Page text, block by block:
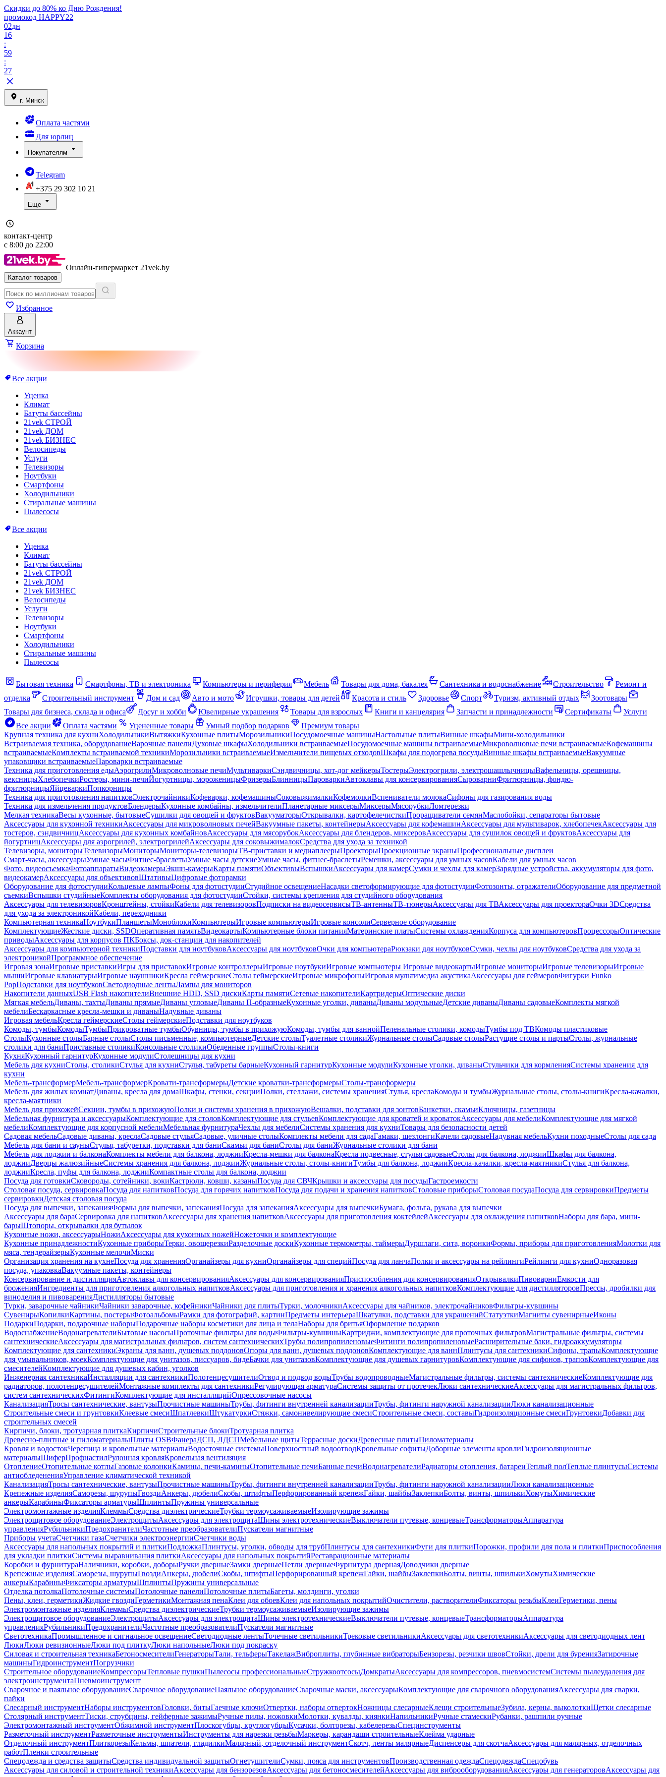
Скидки до 80% ко Дню Рождения!
промокод HAPPY22
02дн
16
:
59
:
27
г. Минск
Оплата частями
Для юрлиц
Покупателям
Telegram
+375 29 302 10 21
Еще
контакт-центр
с 8:00 до 22:00
Онлайн-гипермаркет 21vek.by
Каталог товаров
Избранное
Аккаунт
Корзина
Все акции
Уценка
Климат
Батуты бассейны
21vek СТРОЙ
21vek ДОМ
21vek БИЗНЕС
Велосипеды
Услуги
Телевизоры
Ноутбуки
Смартфоны
Холодильники
Стиральные машины
Пылесосы
Все акции
Уценка
Климат
Батуты бассейны
21vek СТРОЙ
21vek ДОМ
21vek БИЗНЕС
Велосипеды
Услуги
Телевизоры
Ноутбуки
Смартфоны
Холодильники
Стиральные машины
Пылесосы
Бытовая техника Смартфоны, ТВ и электроника Компьютеры и периферия Мебель Товары для дома, бакалея Сантехника и водоснабжение Строительство
Ремонт и
отделка
Строительный инструмент Дом и сад Авто и мото Игрушки, товары для детей Красота и стиль Здоровье Спорт Туризм, активный отдых
Зоотовары
Товары для бизнеса, склада и офиса
Досуг и хобби Ювелирные украшения Товары для взрослых Книги и канцелярия Запчасти и принадлежности Сертификаты
Услуги
Все акции
Оплата частями Уцененные товары Умный подбор подарков
Премиум товары
Крупная техника для кухниХолодильникиВытяжкиКухонные плитыМорозильникиПосудомоечные машиныНастольные плитыВинные шкафыМини-холодильники
Встраиваемая техника, оборудованиеВарочные панелиДуховые шкафыХолодильники встраиваемыеПосудомоечные машины встраиваемыеМикроволновые печи встраиваемыеКофемашины
встраиваемыеКомплекты встраиваемой техникиМорозильники встраиваемыеИзмельчители пищевых отходовШкафы для подогрева посудыВинные шкафы встраиваемыеВакуумные
упаковщики встраиваемыеПароварки встраиваемые
Техника для приготовления едыАэрогрилиМикроволновые печиМультиваркиСэндвичницы, хот-дог мейкерыТостерыЭлектрогрили, электрошашлычницыВафельницы, орешницы,
кексницыХлебопечкиРостеры, мини-печиЙогуртницы, мороженицыФризерыБлинницыПароваркиАвтоклавы для консервированияСыроварниФритюрницы, фондю-
фритюрницыЯйцеваркиПопкорницы
Техника для приготовления напитковЭлектрочайникиКофеварки, кофемашиныСоковыжималкиКофемолкиВспениватели молокаСифоны для газирования воды
Техника для измельчения продуктовБлендерыКухонные комбайны, измельчителиПланетарные миксерыМиксерыМясорубкиЛомтерезки
Мелкая техникаВесы кухонные, бытовыеСушилки для овощей и фруктовВакууматорыОткрывалки, картофелечисткиПроращиватели семянМаслобойки, сепараторы бытовые
Аксессуары для кухонной техникиАксессуары для микроволновых печейВакуумные пакеты, контейнерыАксессуары для кофемашинАксессуары для мультиварок, хлебопечекАксессуары для
тостеров, сэндвичницАксессуары для кухонных комбайновАксессуары для мясорубокАксессуары для блендеров, миксеровАксессуары для сушилок овощей и фруктовАксессуары для
йогуртницАксессуары для аэрогрилей, электрогрилейАксессуары для соковыжималокСредства для ухода за техникой
Телевизоры, мониторыТелевизорыМониторыМониторы-телевизорыТВ-приставки и медиаплеерыПроекторыПроекционные экраныПрофессиональные дисплеи
Смарт-часы, аксессуарыУмные часыФитнес-браслетыУмные часы детскиеУмные часы, фитнес-браслетыРемешки, аксессуары для умных часовКабели для умных часов
Фото, видеосъемкаФотоаппаратыВидеокамерыЭкшн-камерыКарты памятиОбъективыВспышкиАксессуары для камерСумки и чехлы для камерЗарядные устройства, аккумуляторы для фото,
видеокамерАксессуары для объективовШтативыЦифровые фоторамки
Оборудование для фотостудииКольцевые лампыФоны для фотостудииСтудийное освещениеНасадки светоформирующие для фотостудииФотозонты, отражателиОборудование для предметной
съемкиВспышки студийныеКомплекты оборудования для фотостудииСтойки, системы крепления для студийного оборудования
Аксессуары для телевизоровКронштейны, стойкиКабели для телевизоровПодписки на видеосервисыТВ-антенныТВ-тюнерыАксессуары для ТВАксессуары для проектораОчки 3DСредства
для ухода за электроникойКабели, переходники
Компьютерная техникаНоутбукиПланшетыМоноблокиКомпьютерыИгровые компьютерыИгровые консолиСерверное оборудование
КомплектующиеЖесткие диски, SSDОперативная памятьВидеокартыКомпьютерные блоки питанияМатеринские платыСистемы охлажденияКорпуса для компьютеровПроцессорыОптические
приводыАксессуары для корпусов ПКБоксы, док-станции для накопителей
Аксессуары для компьютерной техникиПодставки для ноутбуковАксессуары для ноутбуковОчки для компьютераРюкзаки для ноутбуковСумки, чехлы для ноутбуковСредства для ухода за
электроникойПрограммное обеспечение
Игровая зонаИгровые приставкиИгры для приставокИгровые контроллерыИгровые ноутбукиИгровые компьютеры Игровые видеокартыИгровые мониторыИгровые телевизорыИгровые
мышиИгровые клавиатурыИгровые наушникиКресла геймерскиеСтолы геймерскиеИгровые микрофоныИгровая мультимедиа акустикаАксессуары для геймеровФигурки Funko
PopПодставки для ноутбуковСветодиодные лентыЛампы для мониторов
Накопители данныхUSB Flash накопителиВнешние HDD, SSD дискиКарты памятиСетевые накопителиКартридерыОптические диски
Мягкая мебельДиваны, тахтыДиваны прямыеДиваны угловыеДиваны П-образныеКухонные уголки, диваныДиваны модульныеДетские диваныДиваны садовыеКомплекты мягкой
мебелиБескаркасные кресла-мешки и диваныНадувные диваны
Игровая мебельКресла геймерскиеСтолы геймерскиеПодставки для ноутбуков
Комоды, тумбыКомодыТумбыПрикроватные тумбыОбувницы, тумбы в прихожуюКомоды, тумбы для ваннойПеленальные столики, комодыТумбы под ТВКомоды пластиковые
СтолыКухонные столыБарные столыСтолы письменные, компьютерныеДетские столыТуалетные столикиЖурнальные столыСадовые столыРастущие столы и партыСтолы, журнальные
столики для баниПриставные столикиКонсольные столикиОбеденные группыСтолы-книги
КухняКухонный гарнитурКухонные модулиСтолешницы для кухни
Мебель для кухниСтолы, столикиСтулья для кухниСтулья, табуреты барныеКухонный гарнитурКухонные модулиКухонные уголки, диваныСтульчики для кормленияСистемы хранения для
кухни
Мебель-трансформерМебель-трансформерКровати-трансформерыДетские кроватки-трансформерыСтолы-трансформеры
Мебель для жилых комнатДиваны, кресла для домаШкафы, стенки, секцииПолки, стеллажи, системы храненияСтулья, креслаКомоды и тумбыЖурнальные столы, столы-книгиКресла-качалки,
кресла-маятники
Мебель для прихожейСекции, тумбы в прихожуюПолки и системы хранения в прихожуюВешалки, подставки для зонтовБанкетки, скамьиКлючницы, газетницы
Мебельная фурнитура и аксессуарыКомплектующие для столовКомплектующие для стульевКомплектующие для кроватей и кроватокАксессуары для мебелиКомплектующие для мягкой
мебелиКомплектующие для корпусной мебелиМебельная фурнитураЧехлы для мебелиСистемы хранения для кухниТовары для безопасности детей
Садовая мебельСадовые диваны, креслаСадовые стульяСадовые, уличные столыКомплекты мебели для садаГамаки, шезлонгиКачели садовыеНадувная мебельКухни походныеСтолы для сада
Мебель для бани и сауныСтулья, табуретки, подставки для баниСкамьи для баниСтолы для баниЖурнальные столики для бани
Мебель для лоджии и балконаКомплекты мебели для балкона, лоджииКресла-мешки для балконаКресла подвесные, стулья садовыеСтолы для балкона, лоджииШкафы для балкона,
лоджииДверцы жалюзийныеСистемы хранения для балкона, лоджииЖурнальные столы, столы-книгиТумбы для балкона, лоджииКресла-качалки, кресла-маятникиСтулья для балкона,
лоджииКресла, пуфы для балкона, лоджииКомпактные столы для балкона, лоджии
Посуда для готовкиСковороды, сотейники, вокиКастрюли, ковши, казаныПосуда для СВЧКрышки и аксессуары для посудыГастроемкости
Столовая посуда, сервировкаПосуда для напитковПосуда для горячих напитковПосуда для подачи и хранения напитковСтоловые приборыСтоловая посудаПосуда для сервировкиПредметы
сервировкиДетская столовая посуда
Посуда для выпечки, запеканияФормы для выпечки, запеканияПосуда для запеканияАксессуары для выпечкиБумага, фольга, рукава для выпечки
Аксессуары для бараСервировка для напитковАксессуары для хранения напитковАксессуары для приготовления коктейлейАксессуары для охлаждения напитковНаборы для бара, мини-
барыШтопоры, открывалки для бутылок
Кухонные ножи, аксессуарыНожиАксессуары для кухонных ножейНожеточки и комплектующие
Кухонные принадлежностиКухонные приборыТерки, овощерезкиРазделочные доскиКухонные термометры, таймерыДуршлаги, сита, воронкиФормы, приборы для приготовленияМолотки для
мяса, тендерайзерыКухонные мелочиМиски
Организация хранения на кухнеПосуда для храненияОрганайзеры для кухниОрганайзеры для специйПосуда для ланчаПолки и аксессуары на рейлингиРейлинги для кухниОдноразовая
посуда, упаковкаВакуумные пакеты, контейнеры
Консервирование и дистилляцияАвтоклавы для консервированияАксессуары для консервированияПриспособления для консервированияОткрывалкиПивоварниЕмкости для
броженияИнгредиенты для приготовления алкогольных напитковАксессуары для приготовления и хранения алкогольных напитковКомплектующие для дистилляторовПрессы, дробилки для
виноделия и пивоваренияДистилляторы бытовые
Турки, заварочные чайникиЧайники заварочные, кофейникиЧайники для плитыТурки, молочникиАксессуары для чайников, электрочайниковФильтры-кувшины
СувенирыКопилкиКартины, постерыФотоальбомыРамки для фотографий, картинПредметы интерьераШкатулки, подставки для украшенийСтатуэткиМагниты сувенирныеИконы
ПодаркиПодарки, подарочные наборыПодарочные наборы косметики для лица и телаНаборы для бритьяОформление подарков
ВодоснабжениеВодонагревателиБытовые насосыПроточные фильтры для водыФильтры-кувшиныКартриджи, комплектующие для проточных фильтровМагистральные фильтры, системы
сантехническиеАксессуары для магистральных фильтров, систем сантехническихТрубы полипропиленовыеФитинги полипропиленовыеРасширительные баки, гидроаккумуляторы
Комплектующие для сантехникиЭкраны для ванн, душевых поддоновОпоры для ванн, душевых поддоновКомплектующие для ваннПлинтусы для сантехникиСифоны, трапыКомплектующие
для умывальников, моекКомплектующие для унитазов, писсуаров, бидеБачки для унитазовКомплектующие для душевых гарнитуровКомплектующие для сифонов, траповКомплектующие для
смесителейКомплектующие для душевых кабин, уголков
Инженерная сантехникаИнсталляции для сантехникиПолотенцесушителиОтвод и подвод водыТрубы водопроводныеМагистральные фильтры, системы сантехническиеКомплектующие для
радиаторов, полотенцесушителейМонтажные комплекты для сантехникиРегулирующая арматураСистемы защиты от протечекЛюки сантехническиеАксессуары для магистральных фильтров,
систем сантехническихФитингиКомплектующие для инсталляцийОпрессовочные насосы
КанализацияТросы сантехнические, вантузыПрочистные машиныТрубы, фитинги внутренней канализацииТрубы, фитинги наружной канализацииЛюки канализационные
Строительные смеси и грунтовкиКлеевые смесиШпатлевкиШтукатуркиСтяжки, самонивелирующие смесиСтроительные смеси, составыГидроизоляционные смесиГрунтовкиДобавки для
строительных смесей
Кирпичи, блоки, тротуарная плиткаКирпичиСтроительные блокиТротуарная плитка
Древесно-плитные и пиломатериалыПлиты OSBФанераДСП, ЛДСПМебельные щитыТеррасные доскиДревесные плитыПиломатериалы
Кровля и водостокЧерепица и кровельные материалыВодосточные системыПоверхностный водоотводКровельные софитыДоборные элементы кровлиГидроизоляционные
материалыШиферПрофнастилРулонная кровляКровельная вентиляция
ОтоплениеОтопительные котлыГазовые колонкиКамины, печи-каминыОтопительные печиБанные печиВодонагревателиРадиаторы отопления, батареиТеплый полТеплые плинтусыСистемы
антиобледененияУправление климатической техникой
КанализацияТросы сантехнические, вантузыПрочистные машиныТрубы, фитинги внутренней канализацииТрубы, фитинги наружной канализацииЛюки канализационные
Крепежные изделияСаморезы, шурупыГвоздиАнкеры, дюбелиСкобы, штифтыПерфорированный крепежГайки, шайбыЗаклепкиБолты, винты, шпилькиХомутыХимические
анкерыКарабиныФиксаторы арматурыШплинтыПружины универсальные
Электромонтажные изделияКлеммыСредства диэлектрическиеТрубки термоусаживаемыеИзолирующие зажимы
Электрощитовое оборудованиеЭлектрощитыАксессуары для электрощитаШины электротехническиеВыключатели путевые, концевыеТрансформаторыАппаратура
управленияРубильникиПредохранителиЧастотные преобразователиПускатели магнитные
Приборы учетаСчетчики газаСчетчики электроэнергииСчетчики воды
Аксессуары для напольных покрытий и плиткиПодложкаПлинтусы, уголки, обводы для трубПлинтусы для сантехникиФуги для плиткиПорожки, профили для пола и плиткиПриспособления
для укладки плиткиСистемы выравнивания плиткиАксессуары для напольных покрытийРеставрационные материалы
Коробки и фурнитураНаличники, коробки, доборыРучки дверныеЗамки дверныеПетли дверныеФурнитура двернаяДоводчики дверные
Крепежные изделияСаморезы, шурупыГвоздиАнкеры, дюбелиСкобы, штифтыПерфорированный крепежГайки, шайбыЗаклепкиБолты, винты, шпилькиХомутыХимические
анкерыКарабиныФиксаторы арматурыШплинтыПружины универсальные
Отделка потолкаПотолочные системыПотолочные панелиПотолочные плитыБагеты, молдинги, уголки
Пены, клеи, герметикиЖидкие гвоздиГерметикиМонтажная пенаКлеи для обоевКлеи для напольных покрытийОчистители, растворителиФиксаторы резьбыКлеиГерметики, пены
Электромонтажные изделияКлеммыСредства диэлектрическиеТрубки термоусаживаемыеИзолирующие зажимы
Электрощитовое оборудованиеЭлектрощитыАксессуары для электрощитаШины электротехническиеВыключатели путевые, концевыеТрансформаторыАппаратура
управленияРубильникиПредохранителиЧастотные преобразователиПускатели магнитные
СветотехникаПромышленное и сигнальное освещениеСветодиодные лентыТочечные светильникиТрековые светильникиАксессуары для светотехникиАксессуары для светодиодных лент
ЛюкиЛюки ревизионныеЛюки под плиткуЛюки напольныеЛюки под покраску
Силовая и строительная техникаБетоносмесителиГенераторыТали, тельферыТакелажВиброплиты, глубинные вибраторыБензорезы, резчики швовСтойки, дрели для буренияЗатирочные
машиныГидроинструментПогрузчики
Строительное оборудованиеКомпрессорыТепловые пушкиПылесосы профессиональныеСтружкоотсосыДомкратыАксессуары для компрессоров, пневмосистемСистемы пылеудаления для
электроинструментаПневмоинструмент
Сварочное и паяльное оборудованиеСварочное оборудованиеПаяльное оборудованиеСварочные маски, аксессуарыКомплектующие для сварочного оборудованияАксессуары для сварки,
пайки
Слесарный инструментНаборы инструментовГоловки, битыГаечные ключиОтвертки, наборы отвертокНожницы слесарныеКлещи строительныеЗубила, керны, выколоткиЩетки слесарные
Столярный инструментТиски, струбцины, гейферные зажимыРучные пилы, ножовкиМолотки, кувалды, киянкиНапильникиРучные стамескиРубанки, рашпили ручные
Электромонтажный инструментОбжимной инструментПлоскогубцы, круглогубцыКусачки, болторезы, кабелерезыСпецинструменты
Разметочный инструментРазметочные инструментыИнструменты для нарезки резьбыМаркеры, карандаши строительныеКлейма ударные
Отделочный инструментПлиткорезыКельмы, шпатели, гладилкиМалярный, отделочный инструментСкотч, ленты малярныеДиспенсеры для скотчаАксессуары для малярных, отделочных
работПленки строительные
Спецодежда и средства защитыСредства индивидуальной защитыОгнетушителиСумки, пояса для инструментовПроизводственная одеждаСпецодеждаСпецобувь
Аксессуары для силовой и строительной техникиАксессуары для бензорезовАксессуары для бетоносмесителейАксессуары для виброоборудованияАксессуары для генераторовАксессуары для